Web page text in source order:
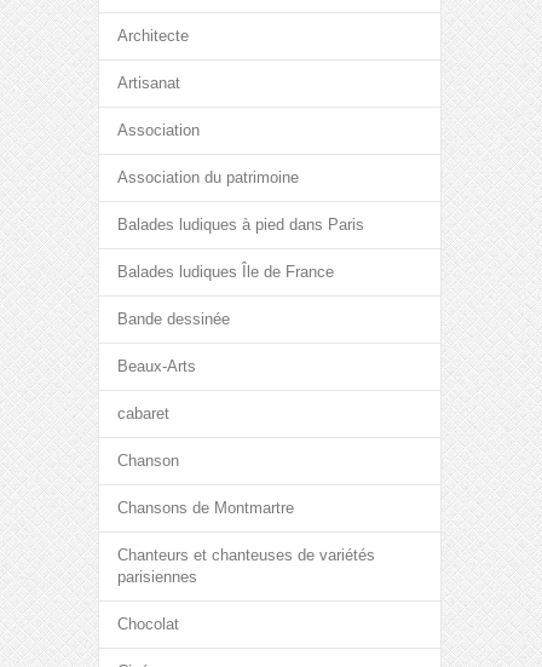
Architecte
Artisanat
Association
Association du patrimoine
Balades ludiques à pied dans Paris
Balades ludiques Île de France
Bande dessinée
Beaux-Arts
cabaret
Chanson
Chansons de Montmartre
Chanteurs et chanteuses de variétés
parisiennes
Chocolat